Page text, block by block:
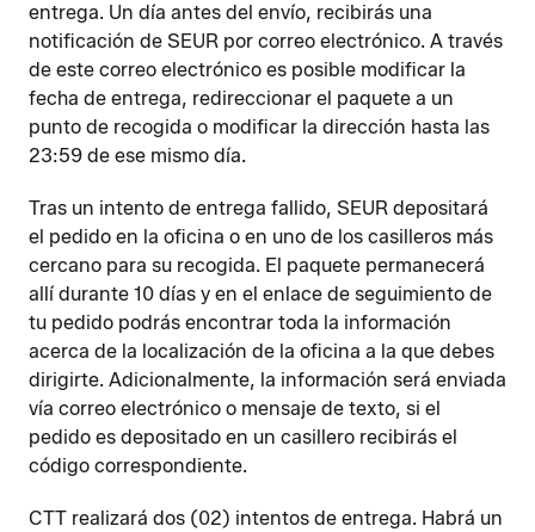
entrega. Un día antes del envío, recibirás una
notificación de SEUR por correo electrónico. A través
de este correo electrónico es posible modificar la
fecha de entrega, redireccionar el paquete a un
punto de recogida o modificar la dirección hasta las
23:59 de ese mismo día.
Tras un intento de entrega fallido, SEUR depositará
el pedido en la oficina o en uno de los casilleros más
cercano para su recogida. El paquete permanecerá
allí durante 10 días y en el enlace de seguimiento de
tu pedido podrás encontrar toda la información
acerca de la localización de la oficina a la que debes
dirigirte. Adicionalmente, la información será enviada
vía correo electrónico o mensaje de texto, si el
pedido es depositado en un casillero recibirás el
código correspondiente.
CTT realizará dos (02) intentos de entrega. Habrá un